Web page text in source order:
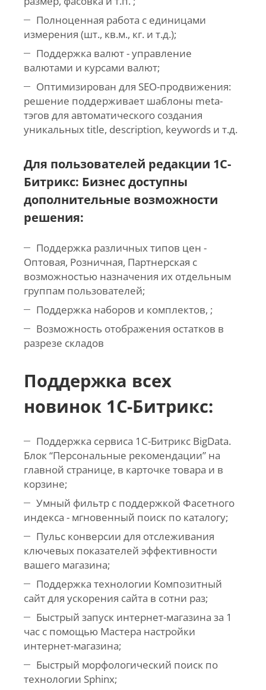
Полноценная работа с единицами
измерения (шт., кв.м., кг. и т.д.);
Поддержка валют - управление
валютами и курсами валют;
Оптимизирован для SEO-продвижения:
решение поддерживает шаблоны meta-
тэгов для автоматического создания
уникальных title, description, keywords и т.д.
Для пользователей редакции 1С-
Битрикс: Бизнесдоступны
дополнительные возможности
решения:
Поддержка различных типов цен -
Оптовая, Розничная, Партнерская с
возможностью назначения их отдельным
группам пользователей;
Поддержка наборов и комплектов, ;
Возможность отображения остатков в
разрезе складов
Поддержка всех
новинок 1С-Битрикс:
Поддержка сервиса 1C-Битрикс BigData.
Блок “Персональные рекомендации” на
главной странице, в карточке товара и в
корзине;
Умный фильтр с поддержкой Фасетного
индекса - мгновенный поиск по каталогу;
Пульс конверсии для отслеживания
ключевых показателей эффективности
вашего магазина;
Поддержка технологии Композитный
сайт для ускорения сайта в сотни раз;
Быстрый запуск интернет-магазина за 1
час с помощью Мастера настройки
интернет-магазина;
Быстрый морфологический поиск по
технологии Sphinx;